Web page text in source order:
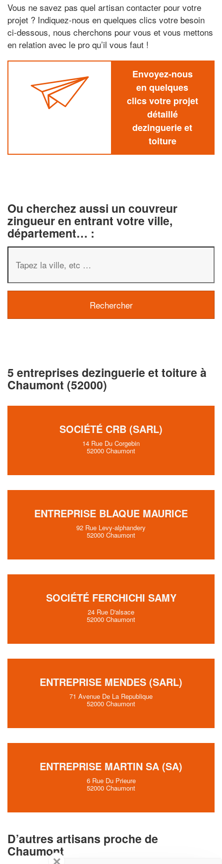
Vous ne savez pas quel artisan contacter pour votre
projet ? Indiquez-nous en quelques clics votre besoin
ci-dessous, nous cherchons pour vous et vous mettons
en relation avec le pro qu’il vous faut !
Envoyez-nous
en quelques
clics votre projet
détaillé
dezinguerie et
toiture
Ou cherchez aussi un couvreur
zingueur en entrant votre ville,
département… :
5 entreprises dezinguerie et toiture à
Chaumont (52000)
SOCIÉTÉ CRB (SARL)
14 Rue Du Corgebin
52000 Chaumont
ENTREPRISE BLAQUE MAURICE
92 Rue Levy-alphandery
52000 Chaumont
SOCIÉTÉ FERCHICHI SAMY
24 Rue D'alsace
52000 Chaumont
ENTREPRISE MENDES (SARL)
71 Avenue De La Republique
52000 Chaumont
ENTREPRISE MARTIN SA (SA)
6 Rue Du Prieure
52000 Chaumont
D’autres artisans proche de
Chaumont